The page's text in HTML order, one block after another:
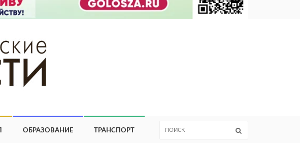
ОБРАЗОВАНИЕ ТРАНСПОРТ